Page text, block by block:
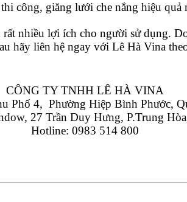
công, giăng lưới che nắng hiệu quả
nhiều lợi ích cho người sử dụng.
hãy liên hệ ngay với Lê Hà Vina
CÔNG TY TNHH LÊ HÀ VINA
Phố 4,  Phường Hiệp Bình Phước,
27 Trần Duy Hưng, P.Trung
Hotline: 0983 514 800